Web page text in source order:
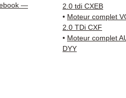
—
2.0 tdi CXEB
• Moteur complet
2.0 TDi CXF
• Moteur complet
DYY